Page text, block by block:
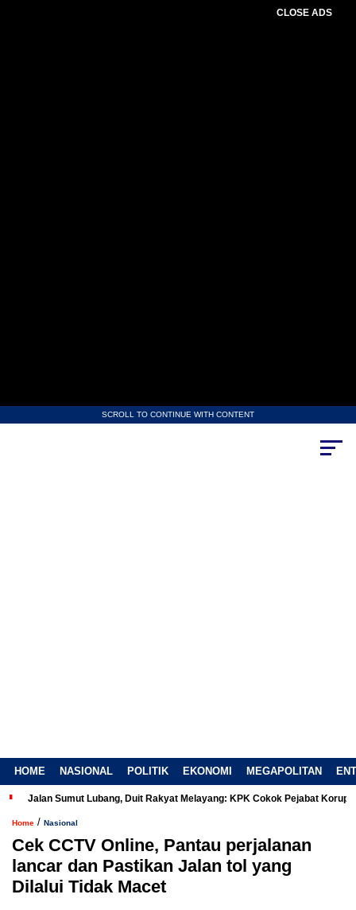
CLOSE ADS
SCROLL TO CONTINUE WITH CONTENT
HOME NASIONAL POLITIK EKONOMI MEGAPOLITAN
Jalan Sumut Lubang, Duit Rakyat Melayang: KPK Cokok Pejabat Korup
Home / Nasional
Cek CCTV Online, Pantau perjalanan
lancar dan Pastikan Jalan tol yang
Dilalui Tidak Macet